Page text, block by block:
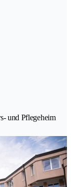
und Pflegeheim